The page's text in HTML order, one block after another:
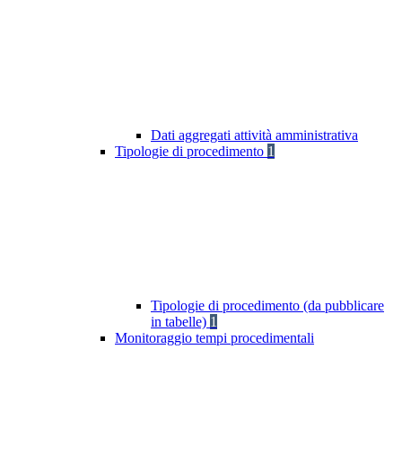
Dati aggregati attività amministrativa
Tipologie di procedimento 1
Tipologie di procedimento (da pubblicare
in tabelle) 1
Monitoraggio tempi procedimentali